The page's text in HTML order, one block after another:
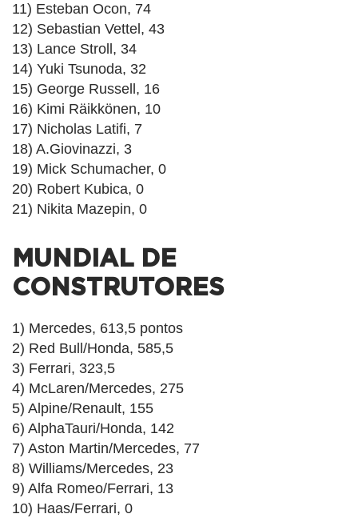
11) Esteban Ocon, 74
12) Sebastian Vettel, 43
13) Lance Stroll, 34
14) Yuki Tsunoda, 32
15) George Russell, 16
16) Kimi Räikkönen, 10
17) Nicholas Latifi, 7
18) A.Giovinazzi, 3
19) Mick Schumacher, 0
20) Robert Kubica, 0
21) Nikita Mazepin, 0
MUNDIAL DE
CONSTRUTORES
1) Mercedes, 613,5 pontos
2) Red Bull/Honda, 585,5
3) Ferrari, 323,5
4) McLaren/Mercedes, 275
5) Alpine/Renault, 155
6) AlphaTauri/Honda, 142
7) Aston Martin/Mercedes, 77
8) Williams/Mercedes, 23
9) Alfa Romeo/Ferrari, 13
10) Haas/Ferrari, 0